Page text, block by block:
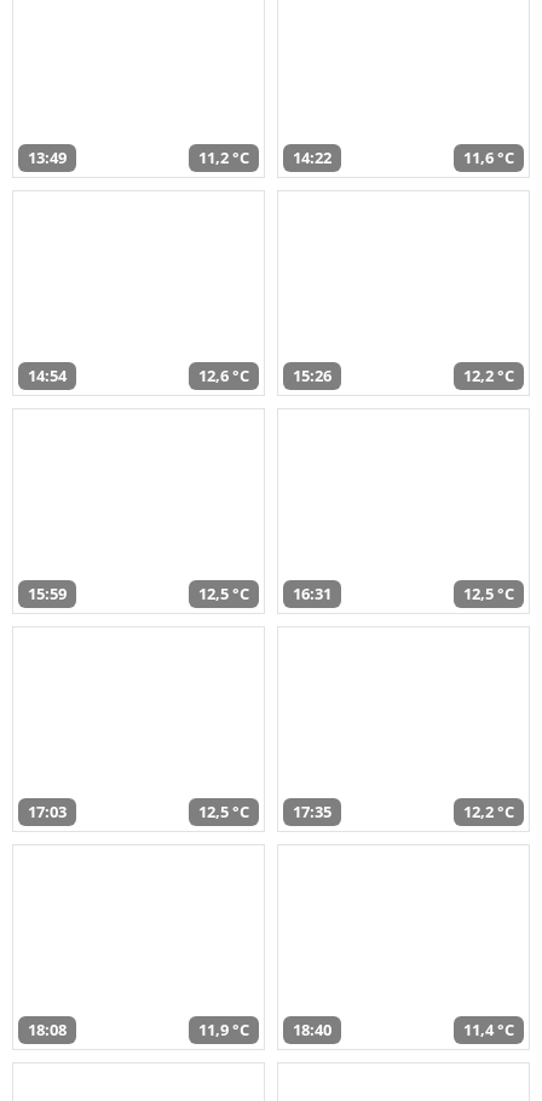
13:49 11,2 °C 14:22 11,6 °C
14:54 12,6 °C 15:26 12,2 °C
15:59 12,5 °C 16:31 12,5 °C
17:03 12,5 °C 17:35 12,2 °C
18:08 11,9 °C 18:40 11,4 °C